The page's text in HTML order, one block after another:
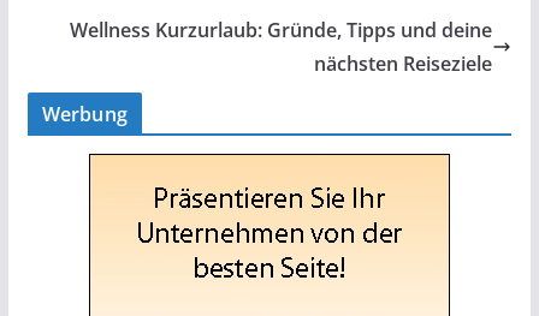
Wellness Kurzurlaub: Gründe, Tipps und deine
nächsten Reiseziele
Werbung